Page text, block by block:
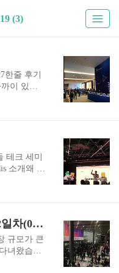
(3)
한줄 후기
이 있다
이미 팀에
년에 개선
Edu 서
펴보기G
develop
완료되
테크 세미
소개왜 C
운영Redis
결론다
과감하게
관리에 관
매우 흥미
AWS SUMMIT SEOUL 2019 2일차(04/18) 참관기
규모가 큰
녀왔습니
세션 이동